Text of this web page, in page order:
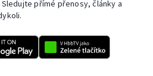
přímé přenosy, články a